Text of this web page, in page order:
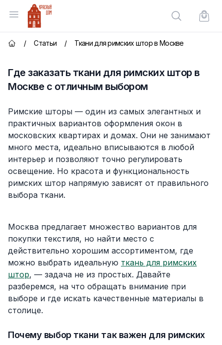
Открыть меню
Красный Дом
Поиск по
Главная страница
/ Статьи / Ткани для римских штор в Москве
Где заказать ткани для римских штор в
Москве с отличным выбором
Римские шторы — один из самых элегантных и
практичных вариантов оформления окон в
московских квартирах и домах. Они не занимают
много места, идеально вписываются в любой
интерьер и позволяют точно регулировать
освещение. Но красота и функциональность
римских штор напрямую зависят от правильного
выбора ткани.
Москва предлагает множество вариантов для
покупки текстиля, но найти место с
действительно хорошим ассортиментом, где
можно выбрать идеальную ткань для римских
штор, — задача не из простых. Давайте
разберемся, на что обращать внимание при
выборе и где искать качественные материалы в
столице.
Почему выбор ткани так важен для римских